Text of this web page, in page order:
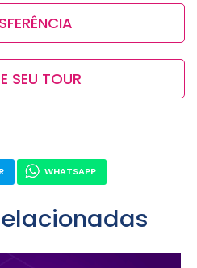
SEU TOUR
WHATSAPP